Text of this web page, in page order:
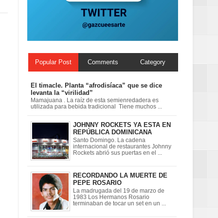
Popular Post Comments Category
El timacle. Planta “afrodisíaca” que se dice
levanta la “virilidad”
Mamajuana . La raíz de esta semienredadera es
utilizada para bebida tradicional Tiene muchos ...
JOHNNY ROCKETS YA ESTA EN
REPÚBLICA DOMINICANA
Santo Domingo. La cadena
internacional de restaurantes Johnny
Rockets abrió sus puertas en el ...
RECORDANDO LA MUERTE DE
PEPE ROSARIO
La madrugada del 19 de marzo de
1983 Los Hermanos Rosario
terminaban de tocar un set en un ...